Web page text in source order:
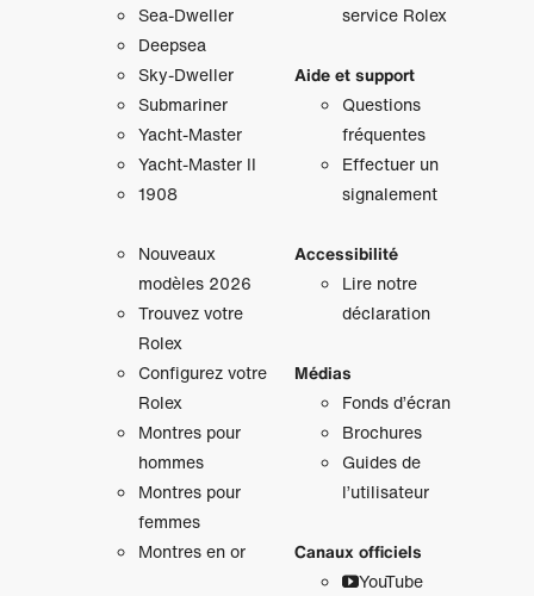
Sea-Dweller
Deepsea
Sky‑Dweller
Submariner
Yacht‑Master
Yacht‑Master II
1908
Nouveaux
modèles 2026
Trouvez votre
Rolex
Configurez votre
Rolex
Montres pour
hommes
Montres pour
femmes
Montres en or
service Rolex
Aide et support
Questions
fréquentes
Effectuer un
signalement
Accessibilité
Lire notre
déclaration
Médias
Fonds d’écran
Brochures
Guides de
l’utilisateur
Canaux officiels
YouTube